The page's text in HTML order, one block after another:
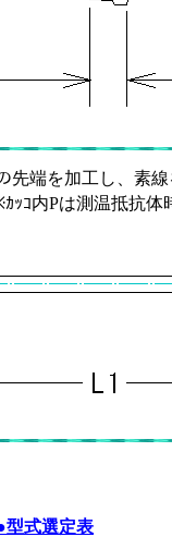
先端を加工し、素
ｯｺ内Pは測温抵抗体
型式選定表